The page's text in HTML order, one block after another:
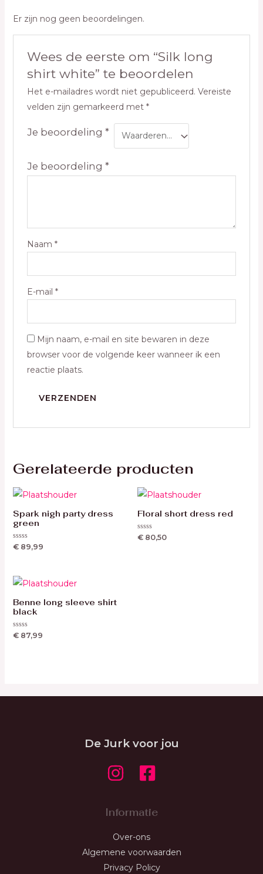
Er zijn nog geen beoordelingen.
Wees de eerste om “Silk long
shirt white” te beoordelen
Het e-mailadres wordt niet gepubliceerd. Vereiste
velden zijn gemarkeerd met *
Je beoordeling *
Je beoordeling *
Naam *
E-mail *
Mijn naam, e-mail en site bewaren in deze
browser voor de volgende keer wanneer ik een
reactie plaats.
Gerelateerde producten
Spark nigh party dress
green
Waardering
€89,99
Floral short dress red
Waardering
€ 80,50
Benne long sleeve shirt
black
Waardering
€87,99
De Jurk voor jou
Informatie
Over-ons
Algemene voorwaarden
Privacy Policy